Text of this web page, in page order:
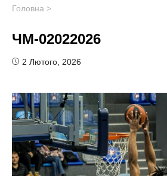
Головна >
ЧМ-02022026
2 Лютого, 2026